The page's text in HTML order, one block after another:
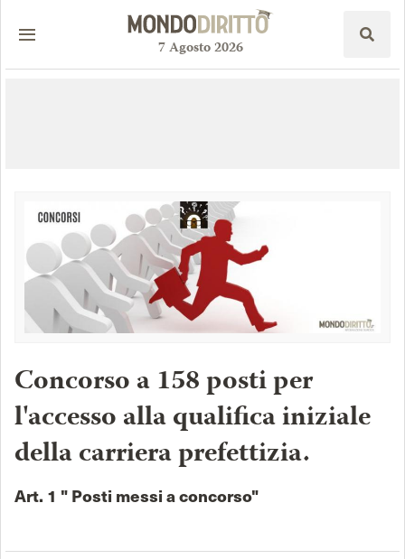
7Agosto2026
Concorso a 158 posti per
l'accesso alla qualifica iniziale
della carriera prefettizia.
Art. 1 " Posti messi a concorso"